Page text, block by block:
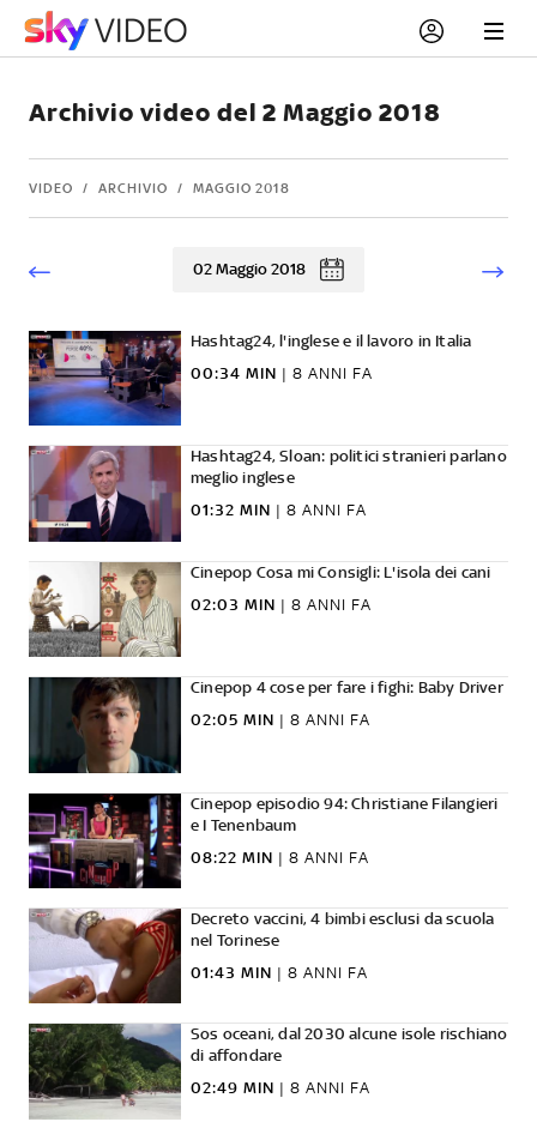
Archivio video del 2 Maggio 2018
VIDEO ARCHIVIO MAGGIO 2018
02 Maggio 2018
Hashtag24, l'inglese e il lavoro in Italia
00:34 MIN | 8 ANNI FA
Hashtag24, Sloan: politici stranieri parlano
meglio inglese
01:32 MIN | 8 ANNI FA
Cinepop Cosa mi Consigli: L'isola dei cani
02:03 MIN | 8 ANNI FA
Cinepop 4 cose per fare i fighi: Baby Driver
02:05 MIN | 8 ANNI FA
Cinepop episodio 94: Christiane Filangieri
e I Tenenbaum
08:22 MIN | 8 ANNI FA
Decreto vaccini, 4 bimbi esclusi da scuola
nel Torinese
01:43 MIN | 8 ANNI FA
Sos oceani, dal 2030 alcune isole rischiano
di affondare
02:49 MIN | 8 ANNI FA